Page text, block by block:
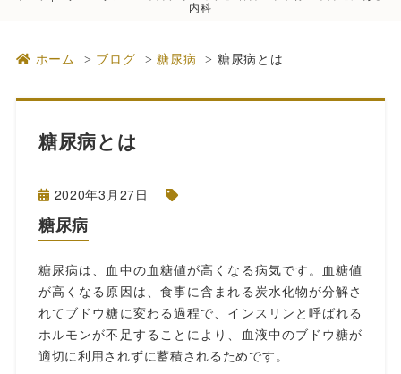
内科
ホーム ブログ 糖尿病 糖尿病とは
糖尿病とは
2020年3月27日
糖尿病
糖尿病は、血中の血糖値が高くなる病気です。血糖値
が高くなる原因は、食事に含まれる炭水化物が分解さ
れてブドウ糖に変わる過程で、インスリンと呼ばれる
ホルモンが不足することにより、血液中のブドウ糖が
適切に利用されずに蓄積されるためです。